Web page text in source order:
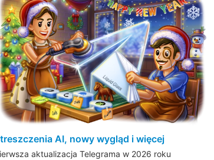
AI, nowy wygląd i więcej
aktualizacja Telegrama w 2026 roku